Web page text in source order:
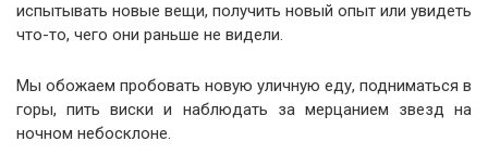
испытывать новые вещи, получить новый опыт или увидеть
что-то, чего они раньше не видели.
Мы обожаем пробовать новую уличную еду, подниматься в
горы, пить виски и наблюдать за мерцанием звезд на
ночном небосклоне.